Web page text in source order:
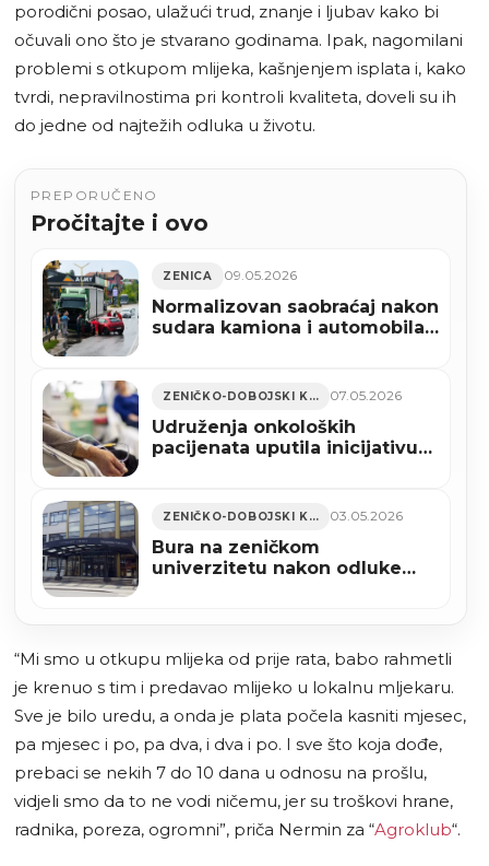
porodični posao, ulažući trud, znanje i ljubav kako bi
očuvali ono što je stvarano godinama. Ipak, nagomilani
problemi s otkupom mlijeka, kašnjenjem isplata i, kako
tvrdi, nepravilnostima pri kontroli kvaliteta, doveli su ih
do jedne od najtežih odluka u životu.
PREPORUČENO
Pročitajte i ovo
ZENICA 09.05.2026
Normalizovan saobraćaj nakon
sudara kamiona i automobila
ZENIČKO-DOBOJSKI KANTON 07.05.2026
Udruženja onkoloških
pacijenata uputila inicijativu
ZENIČKO-DOBOJSKI KANTON 03.05.2026
Bura na zeničkom
univerzitetu nakon odluke
“Mi smo u otkupu mlijeka od prije rata, babo rahmetli
je krenuo s tim i predavao mlijeko u lokalnu mljekaru.
Sve je bilo uredu, a onda je plata počela kasniti mjesec,
pa mjesec i po, pa dva, i dva i po. I sve što koja dođe,
prebaci se nekih 7 do 10 dana u odnosu na prošlu,
vidjeli smo da to ne vodi ničemu, jer su troškovi hrane,
radnika, poreza, ogromni”, priča Nermin za “Agroklub“.